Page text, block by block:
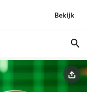
Bekijk